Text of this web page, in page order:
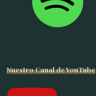
Nuestro Canal de YouTube